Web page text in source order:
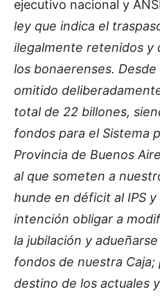
ejecutivo nacional y
ley que indica el
ilegalmente retenidos y
los bonaerenses.
omitido
total de 22 billones,
fondos para el Sistema
Provincia de Buenos
al que someten a
hunde en déficit al IPS
intención obligar a
la jubilación y
fondos de nuestra
destino de los actuales